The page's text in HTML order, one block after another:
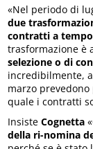
«Nel periodo di
due
contratti a
trasformazione è
selezione o di
incredibilmente,
marzo
quale i contratti
InsisteCognetta
della ri-nomina